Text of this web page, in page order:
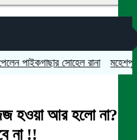
সোহেল রানা মহেশপুরে
জজ হওয়া আর হলো না?
না !!